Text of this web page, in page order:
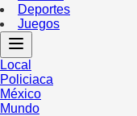
Deportes
Juegos
Local
Policiaca
México
Mundo